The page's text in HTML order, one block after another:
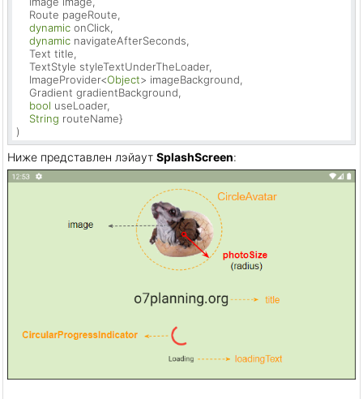
    Route pageRoute,
dynamic onClick,
dynamic navigateAfterSeconds,
    Text title,
    TextStyle styleTextUnderTheLoader,
    ImageProvider<
Object> imageBackground,
    Gradient gradientBackground,
bool useLoader,
String routeName}
)
Ниже представлен лэйаут SplashScreen: